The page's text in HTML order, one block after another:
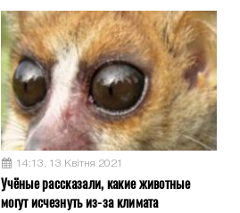
14:13, 13 Квітня 2021
Учёные рассказали, какие животные
могут исчезнуть из-за климата